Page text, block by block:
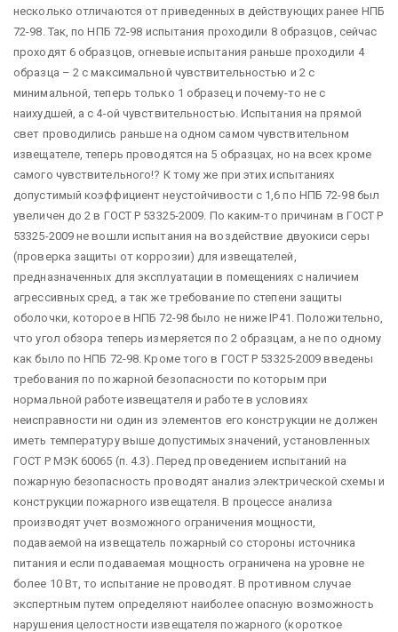
несколько отличаются от приведенных в действующих ранее НПБ
72-98. Так, по НПБ 72-98 испытания проходили 8 образцов, сейчас
проходят 6 образцов, огневые испытания раньше проходили 4
образца – 2 с максимальной чувствительностью и 2 с
минимальной, теперь только 1 образец и почему-то не с
наихудшей, а с 4-ой чувствительностью. Испытания на прямой
свет проводились раньше на одном самом чувствительном
извещателе, теперь проводятся на 5 образцах, но на всех кроме
самого чувствительного!? К тому же при этих испытаниях
допустимый коэффициент неустойчивости с 1,6 по НПБ 72-98 был
увеличен до 2 в ГОСТ Р 53325-2009. По каким-то причинам в ГОСТ Р
53325-2009 не вошли испытания на воздействие двуокиси серы
(проверка защиты от коррозии) для извещателей,
предназначенных для эксплуатации в помещениях с наличием
агрессивных сред, а так же требование по степени защиты
оболочки, которое в НПБ 72-98 было не ниже IP41. Положительно,
что угол обзора теперь измеряется по 2 образцам, а не по одному
как было по НПБ 72-98. Кроме того в ГОСТ Р 53325-2009 введены
требования по пожарной безопасности по которым при
нормальной работе извещателя и работе в условиях
неисправности ни один из элементов его конструкции не должен
иметь температуру выше допустимых значений, установленных
ГОСТ Р МЭК 60065 (п. 4.3). Перед проведением испытаний на
пожарную безопасность проводят анализ электрической схемы и
конструкции пожарного извещателя. В процессе анализа
производят учет возможного ограничения мощности,
подаваемой на извещатель пожарный со стороны источника
питания и если подаваемая мощность ограничена на уровне не
более 10 Вт, то испытание не проводят. В противном случае
экспертным путем определяют наиболее опасную возможность
нарушения целостности извещателя пожарного (короткое